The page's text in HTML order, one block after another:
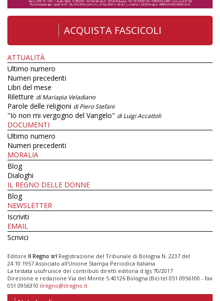
ACQUISTA FASCICOLI
ATTUALITÀ
Ultimo numero
Numeri precedenti
Libri del mese
Riletture di Mariapia Veladiano
Parole delle religioni di Piero Stefani
"Io non mi vergogno del Vangelo" di Luigi Accattoli
DOCUMENTI
Ultimo numero
Numeri precedenti
MORALIA
Blog
Dialoghi
IL REGNO DELLE DONNE
Blog
NEWSLETTER
Iscriviti
EMAIL
Scrivici
Editore Il Regno srl Registrazione del Tribunale di Bologna N. 2237 del
24.10.1957 Associato all’Unione Stampa Periodica Italiana
La testata usufruisce dei contributi diretti editoria d.lgs 70/2017
Direzione e redazione Via del Monte 5 40126 Bologna (Bo) tel 051 0956100 - fax
051 0956310 ilregno@ilregno.it